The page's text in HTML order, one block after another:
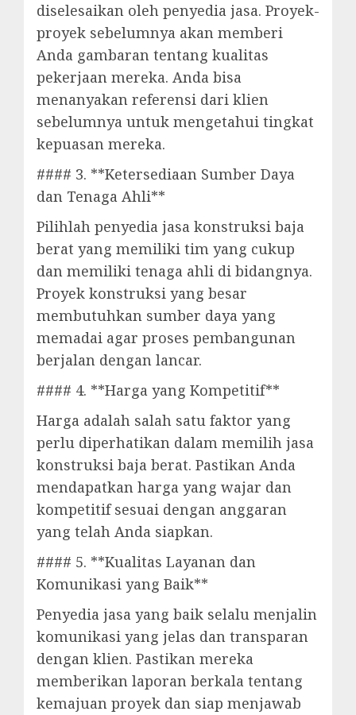
diselesaikan oleh penyedia jasa. Proyek-
proyek sebelumnya akan memberi
Anda gambaran tentang kualitas
pekerjaan mereka. Anda bisa
menanyakan referensi dari klien
sebelumnya untuk mengetahui tingkat
kepuasan mereka.
#### 3. **Ketersediaan Sumber Daya
dan Tenaga Ahli**
Pilihlah penyedia jasa konstruksi baja
berat yang memiliki tim yang cukup
dan memiliki tenaga ahli di bidangnya.
Proyek konstruksi yang besar
membutuhkan sumber daya yang
memadai agar proses pembangunan
berjalan dengan lancar.
#### 4. **Harga yang Kompetitif**
Harga adalah salah satu faktor yang
perlu diperhatikan dalam memilih jasa
konstruksi baja berat. Pastikan Anda
mendapatkan harga yang wajar dan
kompetitif sesuai dengan anggaran
yang telah Anda siapkan.
#### 5. **Kualitas Layanan dan
Komunikasi yang Baik**
Penyedia jasa yang baik selalu menjalin
komunikasi yang jelas dan transparan
dengan klien. Pastikan mereka
memberikan laporan berkala tentang
kemajuan proyek dan siap menjawab